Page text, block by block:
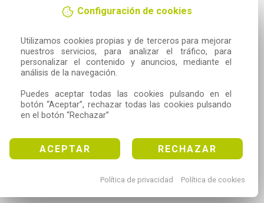
Configuración de cookies
Utilizamos cookies propias y de terceros para mejorar
nuestros servicios, para analizar el tráfico, para
personalizar el contenido y anuncios, mediante el
análisis de la navegación.
Puedes aceptar todas las cookies pulsando en el
botón “Aceptar”, rechazar todas las cookies pulsando
en el botón “Rechazar”
ACEPTAR RECHAZAR
Política de privacidad Política de cookies